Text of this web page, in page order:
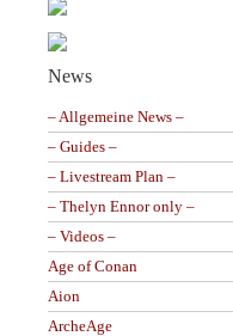
News
– Allgemeine News –
– Guides –
– Livestream Plan –
– Thelyn Ennor only –
– Videos –
Age of Conan
Aion
ArcheAge